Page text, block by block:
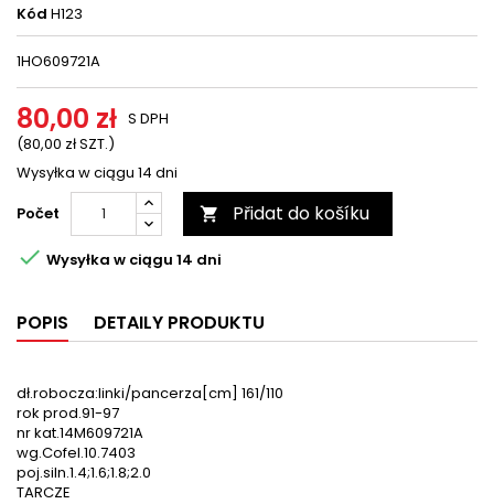
Kód H123
1HO609721A
80,00 zł
(80,00 zł SZT.)
S DPH
Wysyłka w ciągu 14 dni
Počet
 Přidat do košíku
 Wysyłka w ciągu 14 dni
POPIS DETAILY PRODUKTU
dł.robocza:linki/pancerza[cm] 161/110
rok prod.91-97
nr kat.14M609721A
wg.Cofel.10.7403
poj.siln.1.4;1.6;1.8;2.0
TARCZE